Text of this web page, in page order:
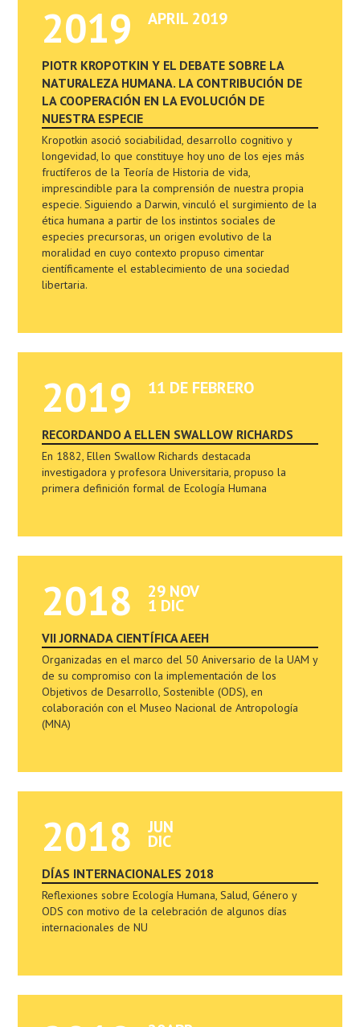
2019 APRIL 2019
PIOTR KROPOTKIN Y EL DEBATE SOBRE LA
NATURALEZA HUMANA. LA CONTRIBUCIÓN DE
LA COOPERACIÓN EN LA EVOLUCIÓN DE
NUESTRA ESPECIE
Kropotkin asoció sociabilidad, desarrollo cognitivo y
longevidad, lo que constituye hoy uno de los ejes más
fructíferos de la Teoría de Historia de vida,
imprescindible para la comprensión de nuestra propia
especie. Siguiendo a Darwin, vinculó el surgimiento de la
ética humana a partir de los instintos sociales de
especies precursoras, un origen evolutivo de la
moralidad en cuyo contexto propuso cimentar
científicamente el establecimiento de una sociedad
libertaria.
2019 11 DE FEBRERO
RECORDANDO A ELLEN SWALLOW RICHARDS
En 1882, Ellen Swallow Richards destacada
investigadora y profesora Universitaria, propuso la
primera definición formal de Ecología Humana
2018 29 NOV
1 DIC
VII JORNADA CIENTÍFICA AEEH
Organizadas en el marco del 50 Aniversario de la UAM y
de su compromiso con la implementación de los
Objetivos de Desarrollo, Sostenible (ODS), en
colaboración con el Museo Nacional de Antropología
(MNA)
2018 JUN
DIC
DÍAS INTERNACIONALES 2018
Reflexiones sobre Ecología Humana, Salud, Género y
ODS con motivo de la celebración de algunos días
internacionales de NU